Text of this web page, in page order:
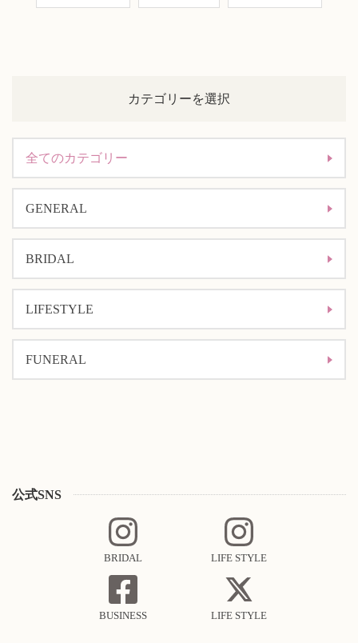
カテゴリーを選択
全てのカテゴリー
GENERAL
BRIDAL
LIFESTYLE
FUNERAL
公式SNS
BRIDAL LIFE STYLE
BUSINESS LIFE STYLE